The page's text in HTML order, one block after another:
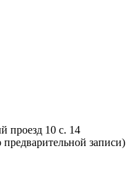
проезд 10 с. 14
записи)